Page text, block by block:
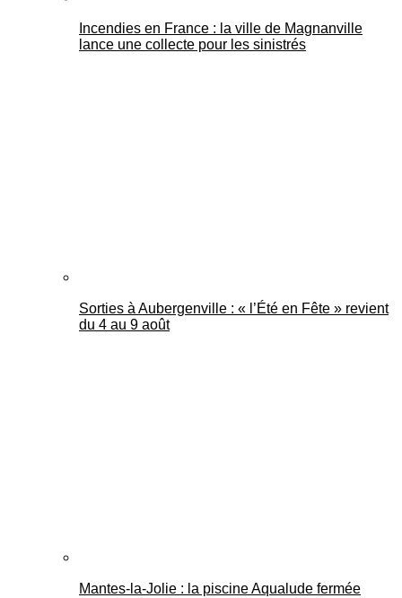
Incendies en France : la ville de Magnanville
lance une collecte pour les sinistrés
Sorties à Aubergenville : « l’Été en Fête » revient
du 4 au 9 août
Mantes-la-Jolie : la piscine Aqualude fermée